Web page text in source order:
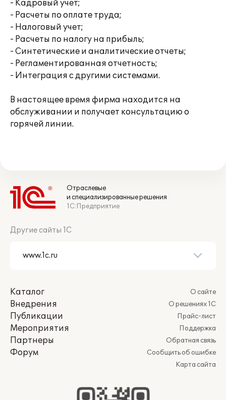
- Кадровый учет;
- Расчеты по оплате труда;
- Налоговый учет;
- Расчеты по налогу на прибыль;
- Синтетические и аналитические отчеты;
- Регламентированная отчетность;
- Интеграция с другими системами.
В настоящее время фирма находится на
обслуживании и получает консультацию о
горячей линии.
Отраслевые
и специализированные решения
1С:Предприятие
Другие сайты 1С
Каталог
Внедрения
Публикации
Мероприятия
Партнеры
Форум
О сайте
О решениях 1С
Прайс-лист
Поддержка
Обратная связь
Сообщить об ошибке
Карта сайта